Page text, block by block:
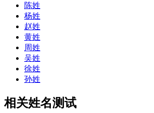
陈姓
杨姓
赵姓
黄姓
周姓
吴姓
徐姓
孙姓
相关姓名测试